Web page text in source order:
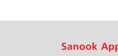
Sanook